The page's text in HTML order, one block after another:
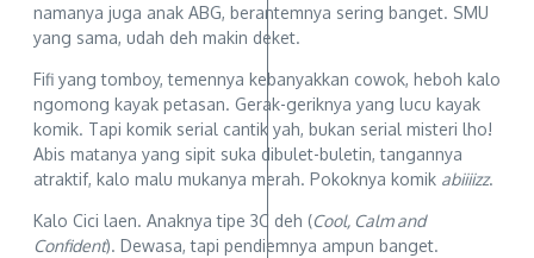
namanya juga anak ABG, berantemnya sering banget. SMU
yang sama, udah deh makin deket.
Fifi yang tomboy, temennya kebanyakkan cowok, heboh kalo
ngomong kayak petasan. Gerak-geriknya yang lucu kayak
komik. Tapi komik serial cantik yah, bukan serial misteri lho!
Abis matanya yang sipit suka dibulet-buletin, tangannya
atraktif, kalo malu mukanya merah. Pokoknya komik abiiiizz.
Kalo Cici laen. Anaknya tipe 3C deh (Cool, Calm and
Confident). Dewasa, tapi pendiemnya ampun banget.